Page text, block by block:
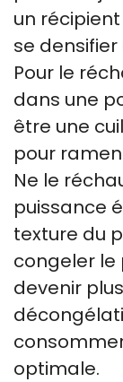
un
se
Pour le
dans une
être une
pour
Ne le
puissance
texture du
congeler le
devenir
optimale.